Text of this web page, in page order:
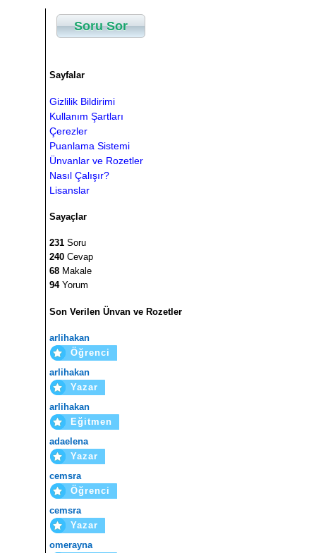
Soru Sor
Sayfalar
Gizlilik Bildirimi
Kullanım Şartları
Çerezler
Puanlama Sistemi
Ünvanlar ve Rozetler
Nasıl Çalışır?
Lisanslar
Sayaçlar
231 Soru
240 Cevap
68 Makale
94Yorum
Son Verilen Ünvan ve Rozetler
arlihakan
Öğrenci
arlihakan
Yazar
arlihakan
Eğitmen
adaelena
Yazar
cemsra
Öğrenci
cemsra
Yazar
omerayna